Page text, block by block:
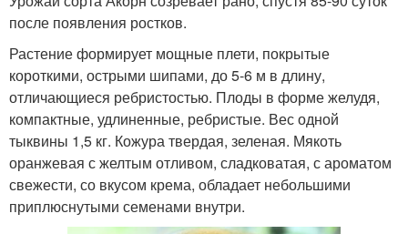
после появления ростков.
Растение формирует мощные плети, покрытые
короткими, острыми шипами, до 5-6 м в длину,
отличающиеся ребристостью. Плоды в форме желудя,
компактные, удлиненные, ребристые. Вес одной
тыквины 1,5 кг. Кожура твердая, зеленая. Мякоть
оранжевая с желтым отливом, сладковатая, с ароматом
свежести, со вкусом крема, обладает небольшими
приплюснутыми семенами внутри.